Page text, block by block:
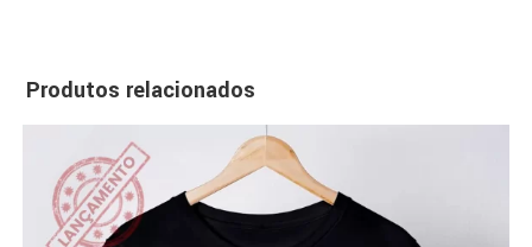
Produtos relacionados